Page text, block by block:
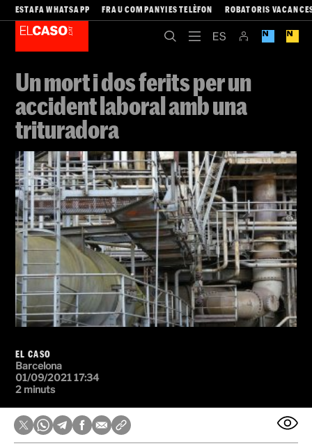
ESTAFA WHATSAPP FRAU COMPANYIES TELÈFON ROBATORIS
Un mort i dos ferits per un
accident laboral amb una
trituradora
EL CASO
Barcelona
01/09/2021 17:34
2 minuts